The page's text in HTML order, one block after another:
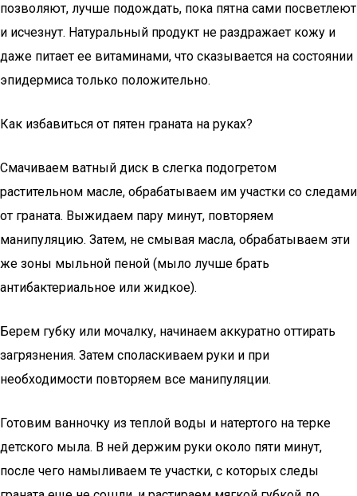
позволяют, лучше подождать, пока пятна сами посветлеют
и исчезнут. Натуральный продукт не раздражает кожу и
даже питает ее витаминами, что сказывается на состоянии
эпидермиса только положительно.
Как избавиться от пятен граната на руках?
Смачиваем ватный диск в слегка подогретом
растительном масле, обрабатываем им участки со следами
от граната. Выжидаем пару минут, повторяем
манипуляцию. Затем, не смывая масла, обрабатываем эти
же зоны мыльной пеной (мыло лучше брать
антибактериальное или жидкое).
Берем губку или мочалку, начинаем аккуратно оттирать
загрязнения. Затем споласкиваем руки и при
необходимости повторяем все манипуляции.
Готовим ванночку из теплой воды и натертого на терке
детского мыла. В ней держим руки около пяти минут,
после чего намыливаем те участки, с которых следы